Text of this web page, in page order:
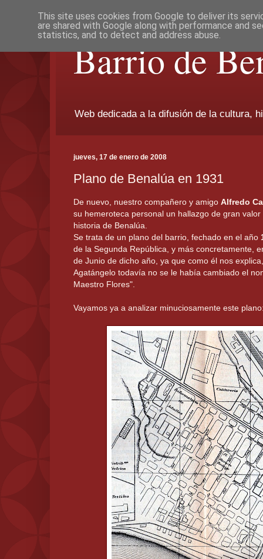
Barrio de
Web dedicada a la difusión de la cultura,
jueves, 17 de enero de 2008
Plano de Benalúa en 1931
De nuevo, nuestro compañero y amigo Alfredo
su hemeroteca personal un hallazgo de gran
historia de Benalúa.
Se trata de un plano del barrio, fechado en el año
de la Segunda República, y más concretamente,
de Junio de dicho año, ya que como él nos
Agatángelo todavía no se le había cambiado el
Maestro Flores".
Vayamos ya a analizar minuciosamente este
This site uses cookies from Google to deliver its
are shared with Google along with performance and
statistics, and to detect and address abuse.